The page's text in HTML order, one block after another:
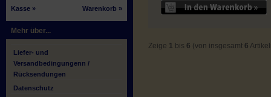
Kasse » Warenkorb »
Mehr über...
Liefer- und
Versandbedingungenn /
Rücksendungen
Datenschutz
Zeige 1 bis 6 (von insgesamt 6